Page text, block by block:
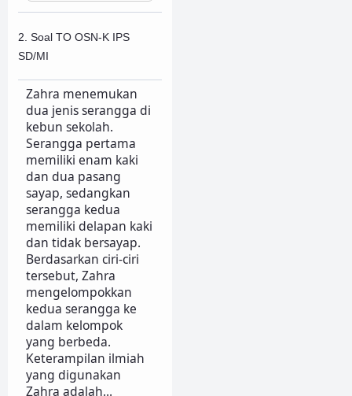
2. Soal TO OSN-K IPS
SD/MI
Zahra menemukan
dua jenis serangga di
kebun sekolah.
Serangga pertama
memiliki enam kaki
dan dua pasang
sayap, sedangkan
serangga kedua
memiliki delapan kaki
dan tidak bersayap.
Berdasarkan ciri-ciri
tersebut, Zahra
mengelompokkan
kedua serangga ke
dalam kelompok
yang berbeda.
Keterampilan ilmiah
yang digunakan
Zahra adalah...